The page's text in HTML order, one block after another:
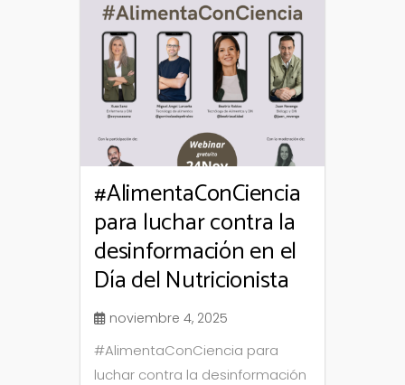
#AlimentaConCiencia
para luchar contra la
desinformación en el
Día del Nutricionista
noviembre 4, 2025
#AlimentaConCiencia para
luchar contra la desinformación